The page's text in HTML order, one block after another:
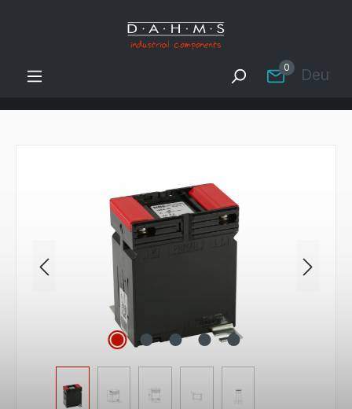
Zum Hauptinhalt springen
0
Bildergalerie überspringen